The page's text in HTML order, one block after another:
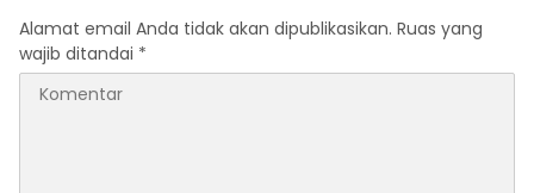
Alamat email Anda tidak akan dipublikasikan. Ruas yang
wajib ditandai *